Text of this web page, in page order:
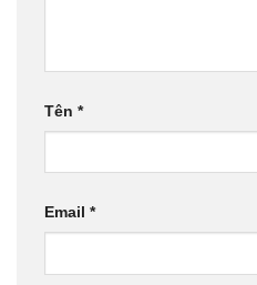
Tên *
Email *